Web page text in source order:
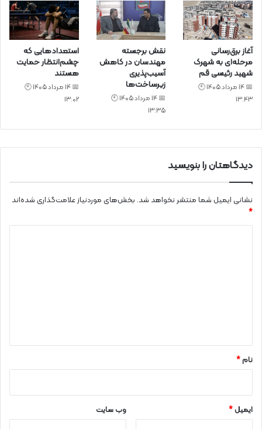
آغاز برق‌رسانی
مرحله‌ای به شهرک
شهید رئیسی قم
📅 14 مرداد 1405 🕙
13:43
نقش برجسته
مهندسان در کاهش
آسیب‌پذیری
زیرساخت‌ها
📅 14 مرداد 1405 🕙
13:35
استعدادهایی که
چشم‌انتظار حمایت
هستند
📅 14 مرداد 1405 🕙
13:02
دیدگاهتان را بنویسید
نشانی ایمیل شما منتشر نخواهد شد. بخش‌های موردنیاز علامت‌گذاری شده‌اند
*
نام*
ایمیل* وب‌ سایت